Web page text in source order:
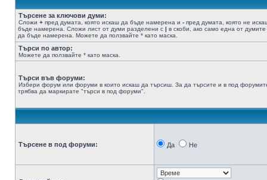
Търсене за ключови думи:
Сложи + пред думата, която искаш да бъде намерена и - пред думата, която не
бъде намерена. Сложи лист от думи разделени с | в скоби, ако само една от думите
да бъде намерена. Можете да ползвайте * като маска.
Търси по автор:
Можете да ползвайте * като маска.
Търси във форуми:
Избери форум или форуми в които искаш да търсиш. За да търсите и в под
трябва да маркирате "търси в под форуми".
Търсене в под форуми: Да Не